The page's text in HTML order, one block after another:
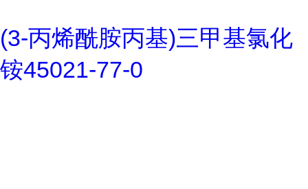
(3-丙烯酰胺丙基)三甲基氯化
铵45021-77-0